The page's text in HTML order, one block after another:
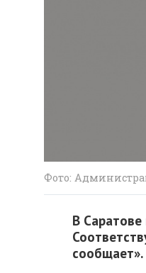
Фото:
В
сообщает».